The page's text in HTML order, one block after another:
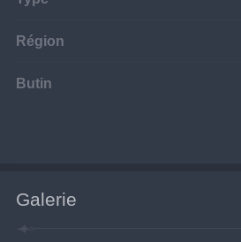
Région
Butin
Galerie